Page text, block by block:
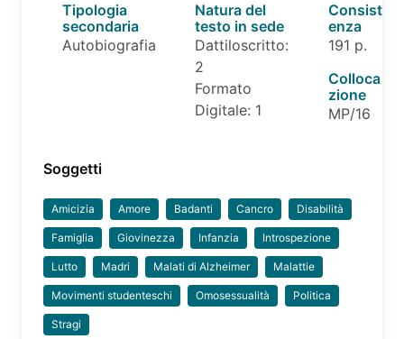
Tipologia
secondaria
Autobiografia
Natura del
testo in sede
Dattiloscritto:
2
Formato
Digitale: 1
Consist
enza
191 p.
Colloca
zione
MP/16
Soggetti
Amicizia Amore Badanti Cancro Disabilità
Famiglia Giovinezza Infanzia Introspezione
Lutto Madri Malati di Alzheimer Malattie
Movimenti studenteschi Omosessualità Politica
Stragi